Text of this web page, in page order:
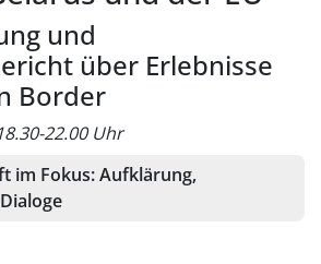
und
über Erlebnisse
Border
22.00 Uhr
im Fokus: Aufklärung,